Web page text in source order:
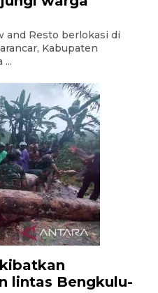
and Resto berlokasi di
Kabupaten
...
lintas Bengkulu-